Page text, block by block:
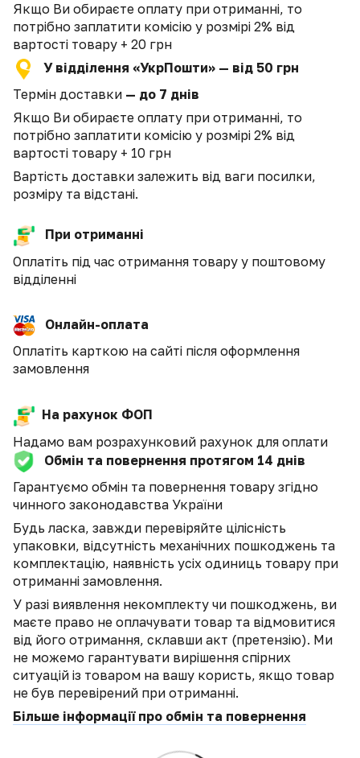
Якщо Ви обираєте оплату при отриманні, то
потрібно заплатити комісію у розмірі 2% від
вартості товару + 20 грн
У відділення «УкрПошти» — від 50 грн
Термін доставки — до 7 днів
Якщо Ви обираєте оплату при отриманні, то
потрібно заплатити комісію у розмірі 2% від
вартості товару + 10 грн
Вартість доставки залежить від ваги посилки,
розміру та відстані.
При отриманні
Оплатіть під час отримання товару у поштовому
відділенні
Онлайн-оплата
Оплатіть карткою на сайті після оформлення
замовлення
На рахунок ФОП
Надамо вам розрахунковий рахунок для оплати
Обмін та повернення протягом 14 днів
Гарантуємо обмін та повернення товару згідно
чинного законодавства України
Будь ласка, завжди перевіряйте цілісність
упаковки, відсутність механічних пошкоджень та
комплектацію, наявність усіх одиниць товару при
отриманні замовлення.
У разі виявлення некомплекту чи пошкоджень, ви
маєте право не оплачувати товар та відмовитися
від його отримання, склавши акт (претензію). Ми
не можемо гарантувати вирішення спірних
ситуацій із товаром на вашу користь, якщо товар
не був перевірений при отриманні.
Більше інформації про обмін та повернення